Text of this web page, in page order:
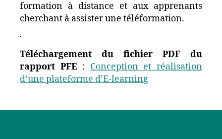
formation à distance et aux apprenants
cherchant à assister une téléformation.
Téléchargement du fichier PDF du
rapport PFE: Conception et réalisation
d’une plateforme d’E-learning